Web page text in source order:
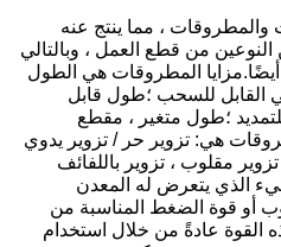
، مما ينتج عنه
النوعين من قطع العمل ، وبالتالي
المطروقات هي الطول
القابل للسحب ؛طول قابل
؛طول متغير ، مقطع
هي: تزوير حر / تزوير يدوي
مقلوب ، تزوير باللفائف
الذي يتعرض له المعدن
أو قوة الضغط المناسبة من
القوة عادةً من خلال استخدام